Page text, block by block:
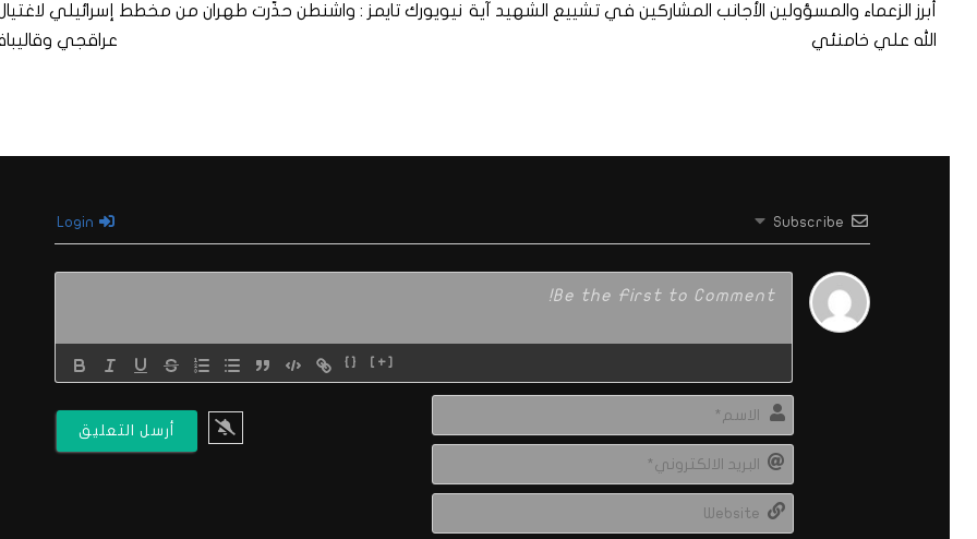
أبرز الزعماء والمسؤولين الأجانب المشاركين في تشييع الشهيد آية
الله علي خامنئي
نيويورك تايمز : واشنطن حذّرت طهران من مخطط إسرائيلي
عراقجي
Subscribe
{} [+]